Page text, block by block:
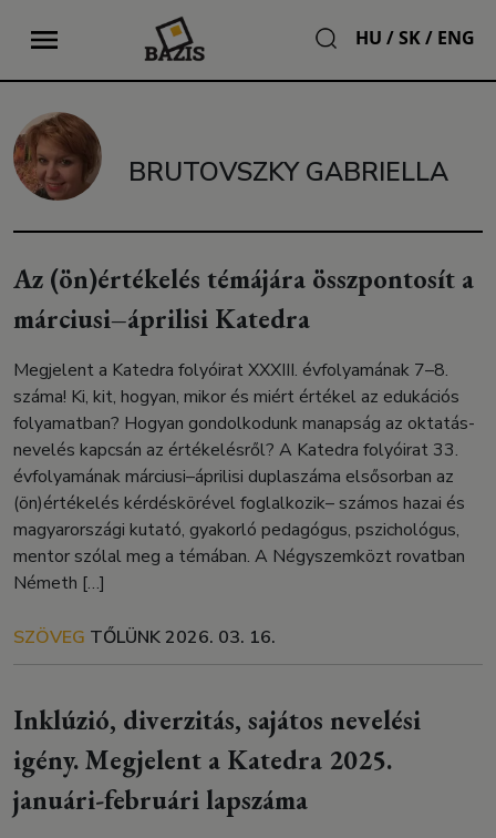
HU /SK/ ENG
BRUTOVSZKY GABRIELLA
Az (ön)értékelés témájára összpontosít a
márciusi–áprilisi Katedra
Megjelent a Katedra folyóirat XXXIII. évfolyamának 7–8.
száma! Ki, kit, hogyan, mikor és miért értékel az edukációs
folyamatban? Hogyan gondolkodunk manapság az oktatás-
nevelés kapcsán az értékelésről? A Katedra folyóirat 33.
évfolyamának márciusi–áprilisi duplaszáma elsősorban az
(ön)értékelés kérdéskörével foglalkozik– számos hazai és
magyarországi kutató, gyakorló pedagógus, pszichológus,
mentor szólal meg a témában. A Négyszemközt rovatban
Németh […]
SZÖVEG TŐLÜNK2026. 03. 16.
Inklúzió, diverzitás, sajátos nevelési
igény. Megjelent a Katedra 2025.
januári-februári lapszáma